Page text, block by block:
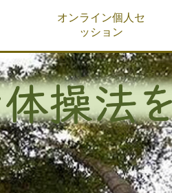
オンライン個人セ
ッション